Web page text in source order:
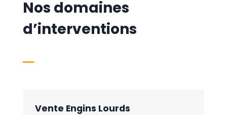
Nos domaines
d’interventions
Vente Engins Lourds